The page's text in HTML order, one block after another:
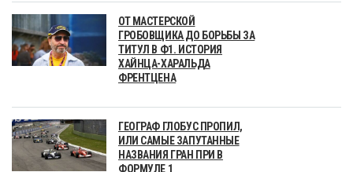
ОТ МАСТЕРСКОЙ
ГРОБОВЩИКА ДО БОРЬБЫ ЗА
ТИТУЛ В Ф1. ИСТОРИЯ
ХАЙНЦА-ХАРАЛЬДА
ФРЕНТЦЕНА
ГЕОГРАФ ГЛОБУС ПРОПИЛ,
ИЛИ САМЫЕ ЗАПУТАННЫЕ
НАЗВАНИЯ ГРАН ПРИ В
ФОРМУЛЕ 1